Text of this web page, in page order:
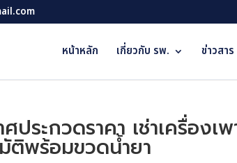
หน้าหลัก เกี่ยวกับ รพ. ข่าวสาร
ประกวดราคา เช่าเครื่อง
ติพร้อมขวดน้ำยา